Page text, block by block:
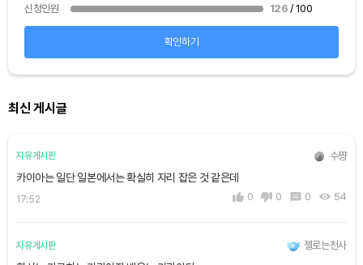
신청인원
126 / 100
확인하기
최신 게시글
자유게시판 수쨩
카이아는 일단 일본에서는 확실히 자리 잡은 것 같은데
17:52 0 0 0 54
자유게시판 젤로는천사